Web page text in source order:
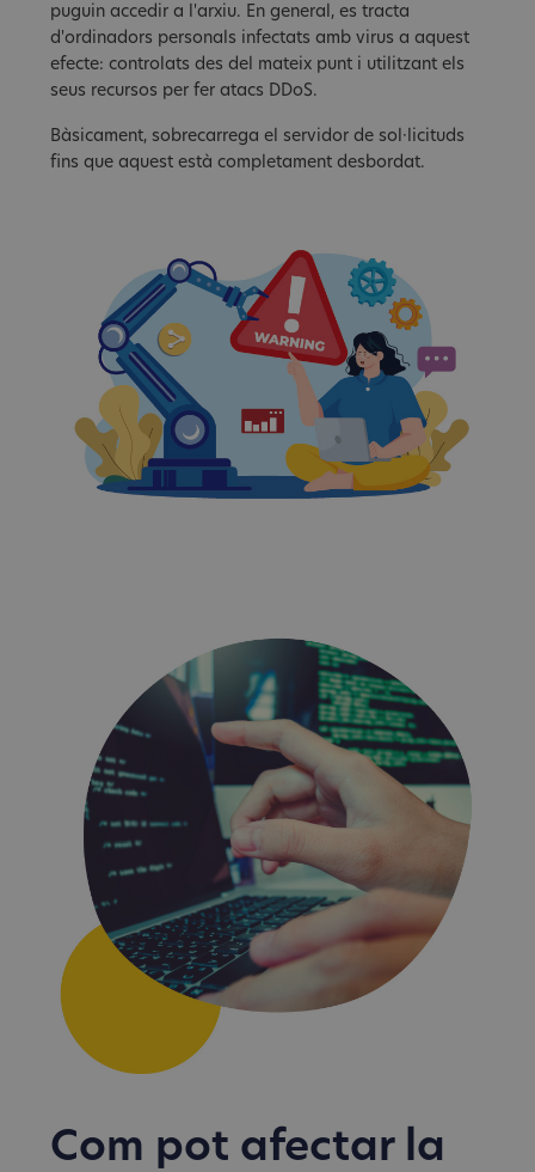
puguin accedir a l'arxiu. En general, es tracta
d'ordinadors personals infectats amb virus a aquest
efecte: controlats des del mateix punt i utilitzant els
seus recursos per fer atacs DDoS.
Bàsicament, sobrecarrega el servidor de sol·licituds
fins que aquest està completament desbordat.
Com pot afectar la